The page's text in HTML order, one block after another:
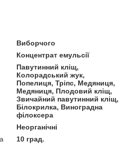
Виборчого
Концентрат емульсії
Павутинний кліщ,
Колорадський жук,
Попелиця, Тріпс, Медяниця,
Медяниця, Плодовий кліщ,
Звичайний павутинний кліщ,
Білокрилка, Виноградна
філоксера
Неорганічні
10 град.